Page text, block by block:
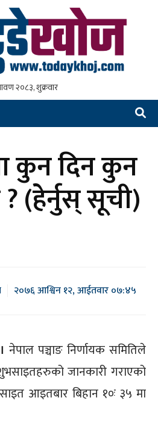
कुन दिन कुन
(हेर्नुस् सूची)
२०७६ आश्विन १२, आईतवार ०७:४५
नेपाल पञ्चाङ निर्णायक समितिले
जानकारी गराएको
आइतबार बिहान १०ः ३५ मा